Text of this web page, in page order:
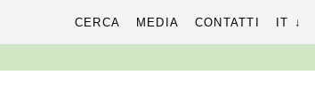
CERCA MEDIA CONTATTI IT